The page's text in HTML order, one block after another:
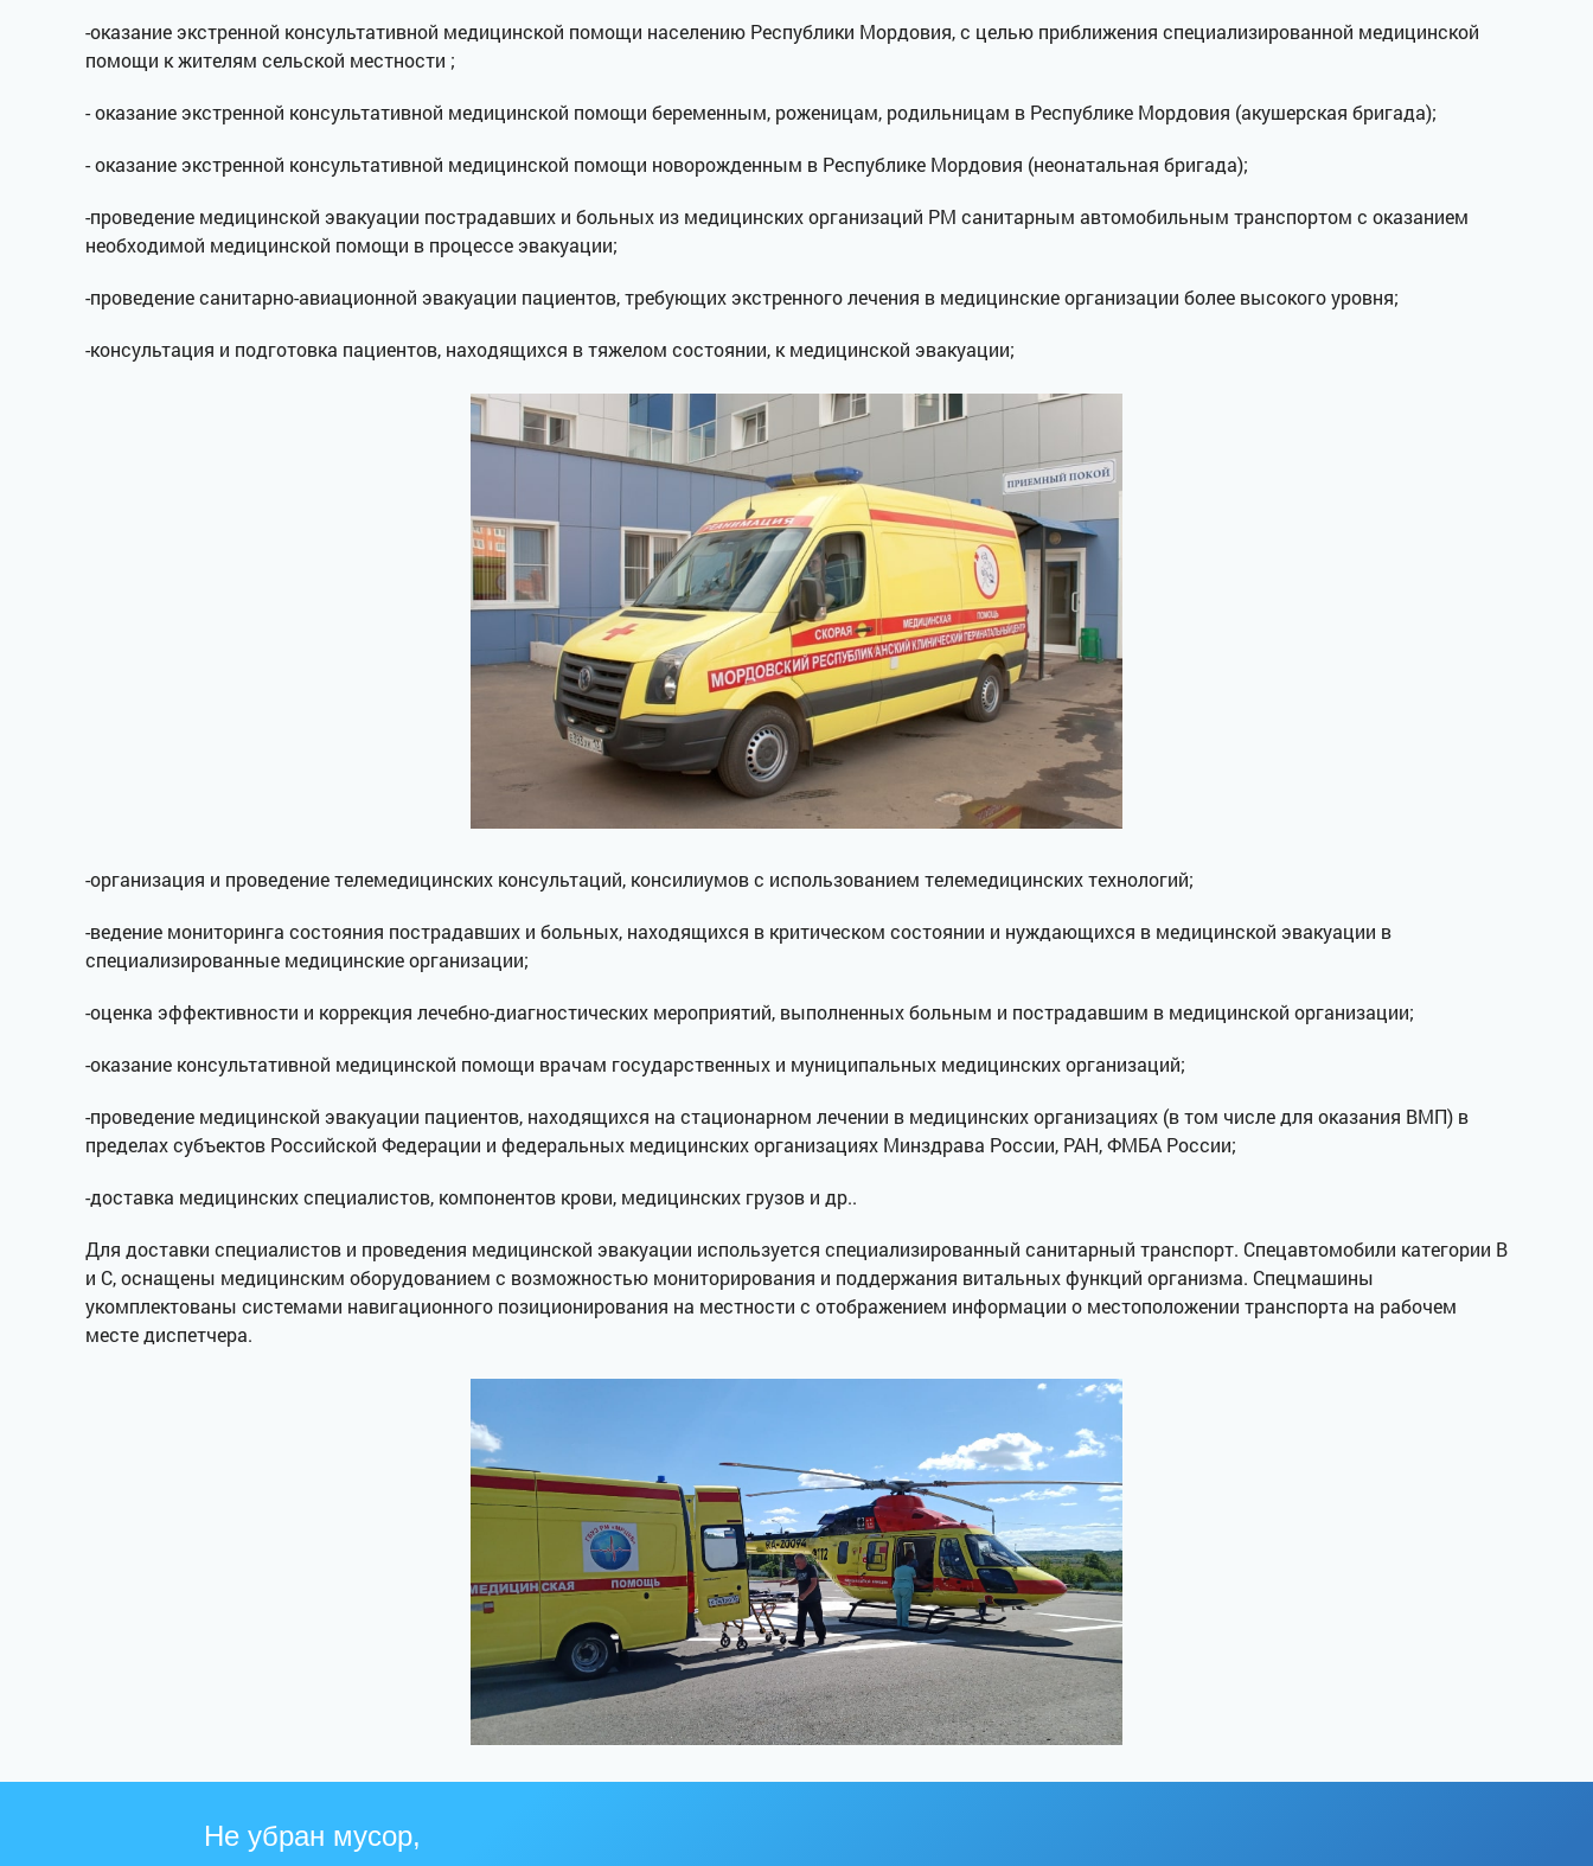
-оказание экстренной консультативной медицинской помощи населению Республики Мордовия, с целью приближения специализированной медицинской
помощи к жителям сельской местности ;
- оказание экстренной консультативной медицинской помощи беременным, роженицам, родильницам в Республике Мордовия (акушерская бригада);
- оказание экстренной консультативной медицинской помощи новорожденным в Республике Мордовия (неонатальная бригада);
-проведение медицинской эвакуации пострадавших и больных из медицинских организаций РМ санитарным автомобильным транспортом с оказанием
необходимой медицинской помощи в процессе эвакуации;
-проведение санитарно-авиационной эвакуации пациентов, требующих экстренного лечения в медицинские организации более высокого уровня;
-консультация и подготовка пациентов, находящихся в тяжелом состоянии, к медицинской эвакуации;
-организация и проведение телемедицинских консультаций, консилиумов с использованием телемедицинских технологий;
-ведение мониторинга состояния пострадавших и больных, находящихся в критическом состоянии и нуждающихся в медицинской эвакуации в
специализированные медицинские организации;
-оценка эффективности и коррекция лечебно-диагностических мероприятий, выполненных больным и пострадавшим в медицинской организации;
-оказание консультативной медицинской помощи врачам государственных и муниципальных медицинских организаций;
-проведение медицинской эвакуации пациентов, находящихся на стационарном лечении в медицинских организациях (в том числе для оказания ВМП) в
пределах субъектов Российской Федерации и федеральных медицинских организациях Минздрава России, РАН, ФМБА России;
-доставка медицинских специалистов, компонентов крови, медицинских грузов и др..
Для доставки специалистов и проведения медицинской эвакуации используется специализированный санитарный транспорт. Спецавтомобили категории В
и С, оснащены медицинским оборудованием с возможностью мониторирования и поддержания витальных функций организма. Спецмашины
укомплектованы системами навигационного позиционирования на местности с отображением информации о местоположении транспорта на рабочем
месте диспетчера.
Не убран мусор,